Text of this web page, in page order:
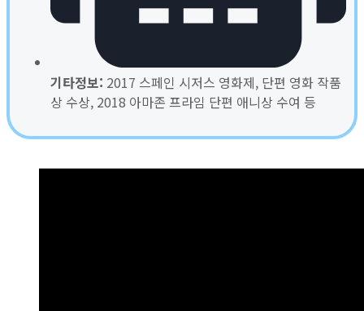
기타정보: 2017 스페인 시저스 영화제, 단편 영화 작품
상 수상, 2018 아마존 프라임 단편 애니상 수여 등